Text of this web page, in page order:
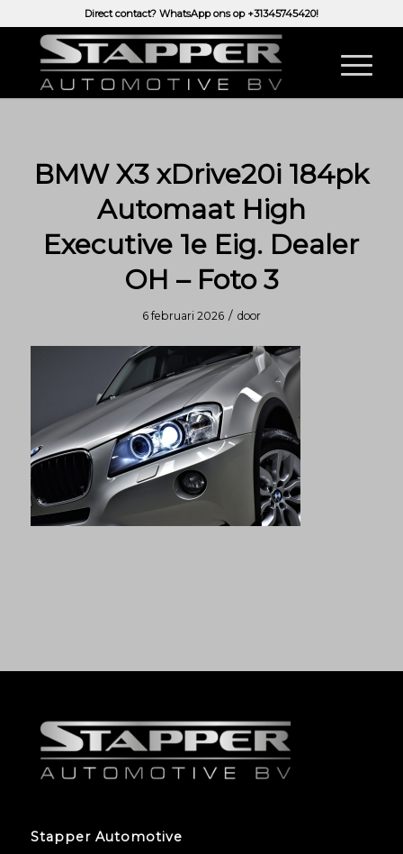
Direct contact? WhatsApp ons op +31345745420!
BMW X3 xDrive20i 184pk
Automaat High
Executive 1e Eig. Dealer
OH – Foto 3
6 februari 2026 / door
Stapper Automotive